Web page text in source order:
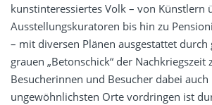
kunstinteressiertes Volk – von Künstlern
Ausstellungskuratoren bis hin zu
– mit diversen Plänen ausgestattet durch
grauen „Betonschick“ der Nachkriegszeit
Besucherinnen und Besucher dabei
ungewöhnlichsten Orte vordringen ist